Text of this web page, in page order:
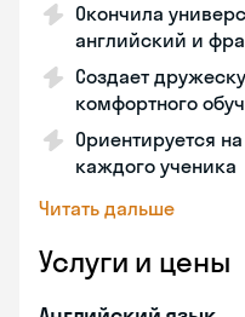
Окончила
английский и
Создает
комфортного
Ориентируется
каждого ученика
Читать дальше
Услуги и цены